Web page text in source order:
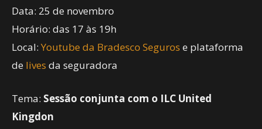
Data: 25 de novembro
Horário: das 17 às 19h
Local: Youtube da Bradesco Seguros e plataforma
de lives da seguradora
Tema: Sessão conjunta com o ILC United
Kingdon